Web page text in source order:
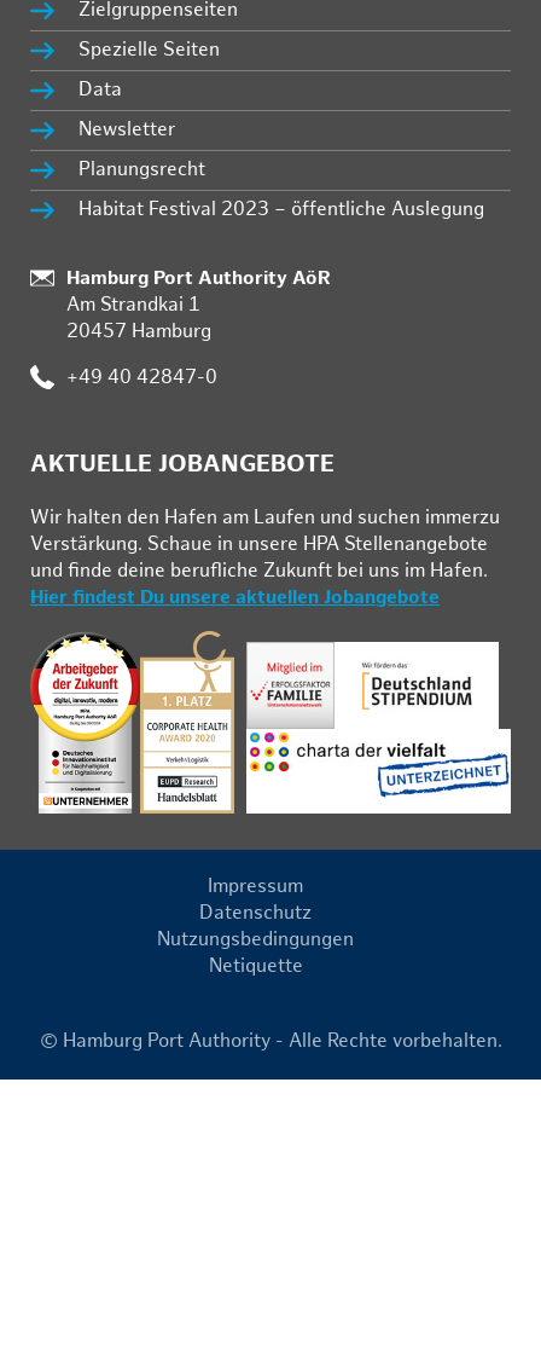
Zielgruppenseiten
Spezielle Seiten
Data
Newsletter
Planungsrecht
Habitat Festival 2023 – öffentliche Auslegung
Standort:
Hamburg Port Authority AöR
Am Strandkai 1
20457 Hamburg
Telefon:
+49 40 42847-0
AKTUELLE JOBANGEBOTE
Wir hal­ten den Ha­fen am Lau­fen und su­chen im­mer­zu
Ver­stär­kung. Schau­e in un­se­re HPA Stel­len­an­ge­bo­te
und fin­de deine be­ruf­li­che Zu­kunft bei uns im Ha­fen.
Hier findest Du unsere aktuellen Jobangebote
Impressum
Datenschutz
Nutzungsbedingungen
Netiquette
© Hamburg Port Authority - Alle Rechte vorbehalten.